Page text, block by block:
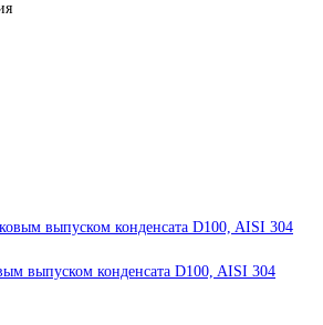
выпуском конденсата D100, AISI 304